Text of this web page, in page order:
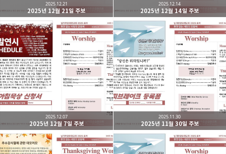
2025년 12월 21일 주보
2025.12.21
2025년 12월 14일 주보
2025.12.14
2025년 12월 7일 주보
2025.12.07
2025년 11월 30일 주보
2025.11.30